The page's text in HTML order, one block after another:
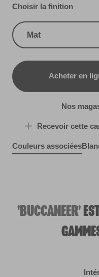
Choisir la finition
Mat
Acheter en
B&Q
Nos
Recevoir cette
Couleurs associées
'BUCCANEER'